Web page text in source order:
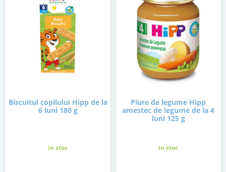
Biscuitul copilului Hipp de la
6 luni 180 g
in stoc
Piure de legume Hipp
amestec de legume de la 4
luni 125 g
in stoc